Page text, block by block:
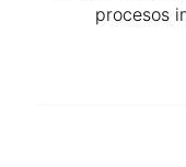
procesos